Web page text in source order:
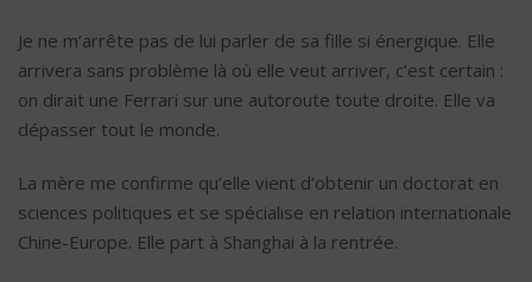
Je ne m’arrête pas de lui parler de sa fille si énergique. Elle
arrivera sans problème là où elle veut arriver, c’est certain :
on dirait une Ferrari sur une autoroute toute droite. Elle va
dépasser tout le monde.
La mère me confirme qu’elle vient d’obtenir un doctorat en
sciences politiques et se spécialise en relation internationale
Chine-Europe. Elle part à Shanghai à la rentrée.